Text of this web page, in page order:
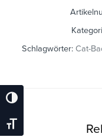
Umschalten Auf Hohe
Schrift Vergrößern
Schlagwörter: Cat-